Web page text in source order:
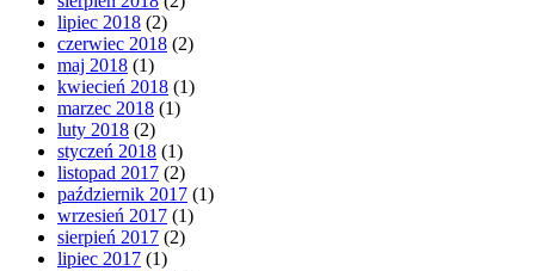
lipiec 2018 (2)
czerwiec 2018 (2)
maj 2018 (1)
kwiecień 2018 (1)
marzec 2018 (1)
luty 2018 (2)
styczeń 2018 (1)
listopad 2017 (2)
październik 2017 (1)
wrzesień 2017 (1)
sierpień 2017 (2)
lipiec 2017 (1)